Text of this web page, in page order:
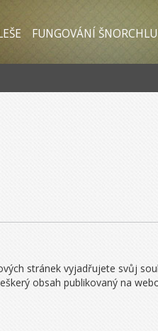
FUNGOVÁNÍ ŠNORCHLU
stránek vyjadřujete svůj
obsah publikovaný na